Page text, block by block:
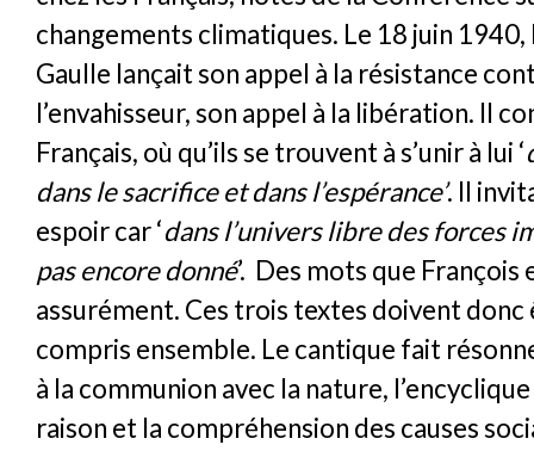
changements climatiques. Le 18 juin 1940,
Gaulle lançait son appel à la résistance
l’envahisseur, son appel à la libération. Il
Français, où qu’ils se trouvent à s’unir à lui ‘
dans le sacrifice et dans l’espérance’. Il
espoir car ‘dans l’univers libre des forces
pas encore donné’. Des mots que François
assurément. Ces trois textes doivent donc
compris ensemble. Le cantique fait
à la communion avec la nature,
raison et la compréhension des causes